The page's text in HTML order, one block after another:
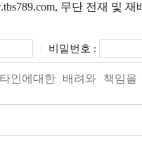
무단 전재 및 재
비밀번호 :